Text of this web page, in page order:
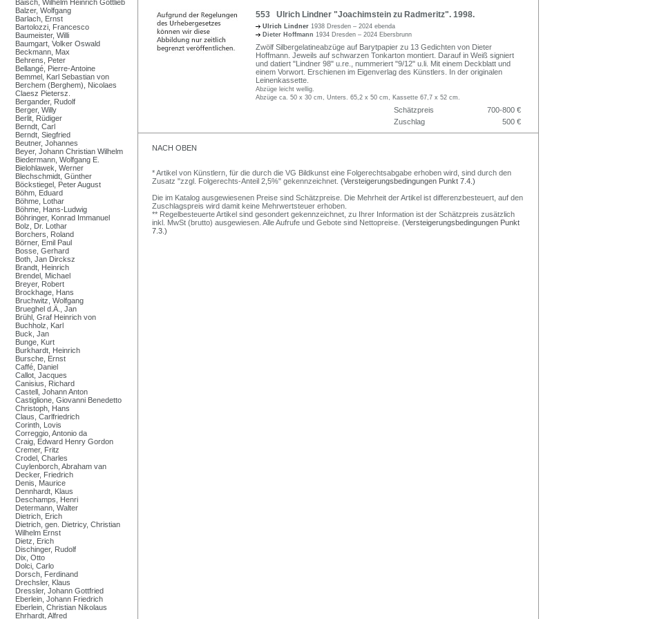
Baisch, Wilhelm Heinrich Gottlieb
Balzer, Wolfgang
Barlach, Ernst
Bartolozzi, Francesco
Baumeister, Willi
Baumgart, Volker Oswald
Beckmann, Max
Behrens, Peter
Bellangé, Pierre-Antoine
Bemmel, Karl Sebastian von
Berchem (Berghem), Nicolaes
Claesz Pietersz.
Bergander, Rudolf
Berger, Willy
Berlit, Rüdiger
Berndt, Carl
Berndt, Siegfried
Beutner, Johannes
Beyer, Johann Christian Wilhelm
Biedermann, Wolfgang E.
Bielohlawek, Werner
Blechschmidt, Günther
Böckstiegel, Peter August
Böhm, Eduard
Böhme, Lothar
Böhme, Hans-Ludwig
Böhringer, Konrad Immanuel
Bolz, Dr. Lothar
Borchers, Roland
Börner, Emil Paul
Bosse, Gerhard
Both, Jan Dircksz
Brandt, Heinrich
Brendel, Michael
Breyer, Robert
Brockhage, Hans
Bruchwitz, Wolfgang
Brueghel d.Ä., Jan
Brühl, Graf Heinrich von
Buchholz, Karl
Buck, Jan
Bunge, Kurt
Burkhardt, Heinrich
Bursche, Ernst
Caffé, Daniel
Callot, Jacques
Canisius, Richard
Castell, Johann Anton
Castiglione, Giovanni Benedetto
Christoph, Hans
Claus, Carlfriedrich
Corinth, Lovis
Correggio, Antonio da
Craig, Edward Henry Gordon
Cremer, Fritz
Crodel, Charles
Cuylenborch, Abraham van
Decker, Friedrich
Denis, Maurice
Dennhardt, Klaus
Deschamps, Henri
Determann, Walter
Dietrich, Erich
Dietrich, gen. Dietricy, Christian
Wilhelm Ernst
Dietz, Erich
Dischinger, Rudolf
Dix, Otto
Dolci, Carlo
Dorsch, Ferdinand
Drechsler, Klaus
Dressler, Johann Gottfried
Eberlein, Johann Friedrich
Eberlein, Christian Nikolaus
Ehrhardt, Alfred
553 Ulrich Lindner "Joachimstein zu Radmeritz". 1998.
Ulrich Lindner 1938 Dresden – 2024 ebenda
Dieter Hoffmann 1934 Dresden – 2024 Ebersbrunn
Zwölf Silbergelatineabzüge auf Barytpapier zu 13 Gedichten von Dieter
Hoffmann. Jeweils auf schwarzen Tonkarton montiert. Darauf in Weiß signiert
und datiert "Lindner 98" u.re., nummeriert "9/12" u.li. Mit einem Deckblatt und
einem Vorwort. Erschienen im Eigenverlag des Künstlers. In der originalen
Leinenkassette.
Abzüge leicht wellig.
Abzüge ca. 50 x 30 cm, Unters. 65,2 x 50 cm, Kassette 67,7 x 52 cm.
Schätzpreis
700-800 €
Zuschlag
500 €
NACH OBEN
* Artikel von Künstlern, für die durch die VG Bildkunst eine Folgerechtsabgabe erhoben wird, sind durch den
Zusatz "zzgl. Folgerechts-Anteil 2,5%" gekennzeichnet. (Versteigerungsbedingungen Punkt 7.4.)
Die im Katalog ausgewiesenen Preise sind Schätzpreise. Die Mehrheit der Artikel ist differenzbesteuert, auf den
Zuschlagspreis wird damit keine Mehrwertsteuer erhoben.
** Regelbesteuerte Artikel sind gesondert gekennzeichnet, zu Ihrer Information ist der Schätzpreis zusätzlich
inkl. MwSt (brutto) ausgewiesen. Alle Aufrufe und Gebote sind Nettopreise. (Versteigerungsbedingungen Punkt
7.3.)